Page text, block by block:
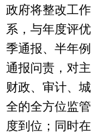
政府将整改工
系，与年度评
季通报、半年
通报问责，对
财政、审计、
全的全方位监
度到位；同时